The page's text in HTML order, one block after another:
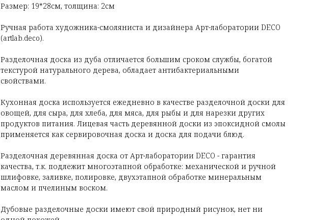
Размер: 19*28см, толщина: 2см
Ручная работа художника-смоляниста и дизайнера Арт-лаборатории DECO
(artlab.deco).
Разделочная доска из дуба отличается большим сроком службы, богатой
текстурой натурального дерева, обладает антибактериальными
свойствами.
Кухонная доска используется ежедневно в качестве разделочной доски для
овощей, для сыра, для хлеба, для мяса, для рыбы и для нарезки других
продуктов питания. Лицевая часть деревянной доски из эпоксидной смолы
применяется как сервировочная доска и доска для подачи блюд.
Разделочная деревянная доска от Арт-лаборатории DECO - гарантия
качества, т.к. подлежит многоэтапной обработке: механической и ручной
шлифовке, заливке, полировке, двухэтапной обработке минеральным
маслом и пчелиным воском.
Дубовые разделочные доски имеют свой природный рисунок, нет ни